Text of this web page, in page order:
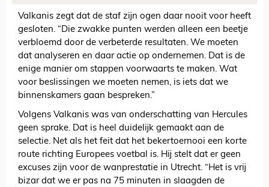
Valkanis zegt dat de staf zijn ogen daar nooit voor heeft
gesloten. “Die zwakke punten werden alleen een beetje
verbloemd door de verbeterde resultaten. We moeten
dat analyseren en daar actie op ondernemen. Dat is de
enige manier om stappen voorwaarts te maken. Wat
voor beslissingen we moeten nemen, is iets dat we
binnenskamers gaan bespreken.”
Volgens Valkanis was van onderschatting van Hercules
geen sprake. Dat is heel duidelijk gemaakt aan de
selectie. Net als het feit dat het bekertoernooi een korte
route richting Europees voetbal is. Hij stelt dat er geen
excuses zijn voor de wanprestatie in Utrecht. “Het is vrij
bizar dat we er pas na 75 minuten in slaagden de